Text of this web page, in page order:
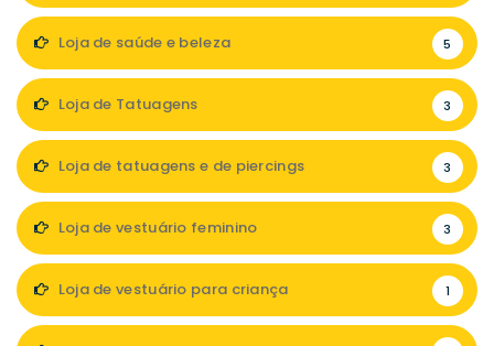
Loja de saúde e beleza 5
Loja de Tatuagens 3
Loja de tatuagens e de piercings 3
Loja de vestuário feminino 3
Loja de vestuário para criança 1